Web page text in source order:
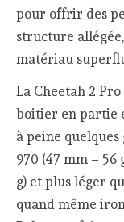
pour offrir des
structure
matériau
La Cheetah 2
boitier en partie
à peine
970 (47 mm – 56
g) et plus léger
quand même